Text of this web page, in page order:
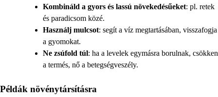
Kombináld a gyors és lassú növekedésűeket: pl. retek
és paradicsom közé.
Használj mulcsot: segít a víz megtartásában, visszafogja
a gyomokat.
Ne zsúfold túl: ha a levelek egymásra borulnak, csökken
a termés, nő a betegségveszély.
Példák növénytársításra